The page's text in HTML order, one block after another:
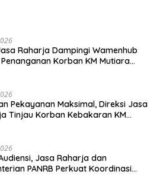
Raharja Dampingi Wamenhub
Korban KM Mutiara
Pekayanan Maksimal, Direksi Jasa
Tinjau Korban Kebakaran KM
Jasa Raharja dan
PANRB Perkuat Koordinasi